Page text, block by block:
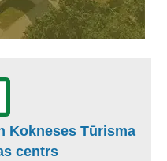
Kokneses Tūrisma
centrs